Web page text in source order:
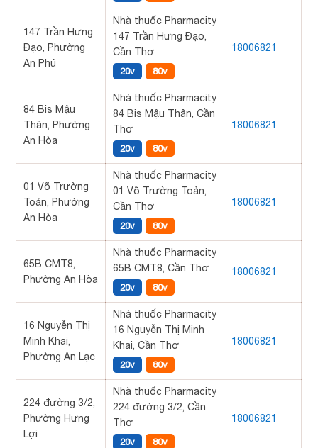
147 Trần Hưng
Đạo, Phường
An Phú
Nhà thuốc Pharmacity
147 Trần Hưng Đạo,
Cần Thơ
20v 80v
18006821
84 Bis Mậu
Thân, Phường
An Hòa
Nhà thuốc Pharmacity
84 Bis Mậu Thân, Cần
Thơ
20v 80v
18006821
01 Võ Trường
Toản, Phường
An Hòa
Nhà thuốc Pharmacity
01 Võ Trường Toản,
Cần Thơ
20v 80v
18006821
65B CMT8,
Phường An Hòa
Nhà thuốc Pharmacity
65B CMT8, Cần Thơ
20v 80v
18006821
16 Nguyễn Thị
Minh Khai,
Phường An Lạc
Nhà thuốc Pharmacity
16 Nguyễn Thị Minh
Khai, Cần Thơ
20v 80v
18006821
224 đường 3/2,
Phường Hưng
Lợi
Nhà thuốc Pharmacity
224 đường 3/2, Cần
Thơ
20v 80v
18006821